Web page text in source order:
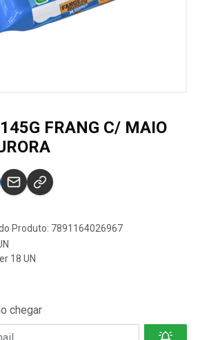
FRANG C/ MAIO
Produto: 7891164026967
18 UN
chegar